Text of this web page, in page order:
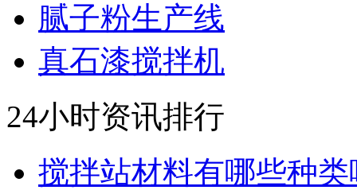
腻子粉生产线
真石漆搅拌机
24小时资讯排行
搅拌站材料有哪些种类